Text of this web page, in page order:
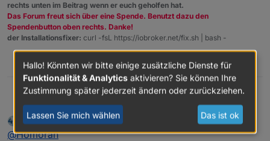
Es ist alles gut, nur die Heizgruppen (die letzten
4 mit HG) sollten aus meiner Sicht nicht drinnen
sein, da alle Komponenten schon oben dabei
sind (ja, die HG Bad ist rot, obwohl keine
Komponente rot ist - da bin ich noch am
Forschen wieso, da ist irgendwo noch ein anders
Problem, aber nicht an deinem Script)
rechts unten im Beitrag wenn er euch geholfen hat.
Das Forum freut sich über eine Spende. Benutzt dazu den
Spendenbutton oben rechts. Danke!
der Installationsfixer: curl -fsL https://iobroker.net/fix.sh | bash -
0
Datenpunkte einer HG aus?
Offline
liv-in-sky schrieb am26. März 2020, 08:29
zuletzt editiert von
@Homoran
Hallo! Könnten wir bitte einige zusätzliche Dienste für
Funktionalität & Analytics aktivieren? Sie können Ihre
Zustimmung später jederzeit ändern oder zurückziehen.
Lassen Sie mich wählen Das ist ok